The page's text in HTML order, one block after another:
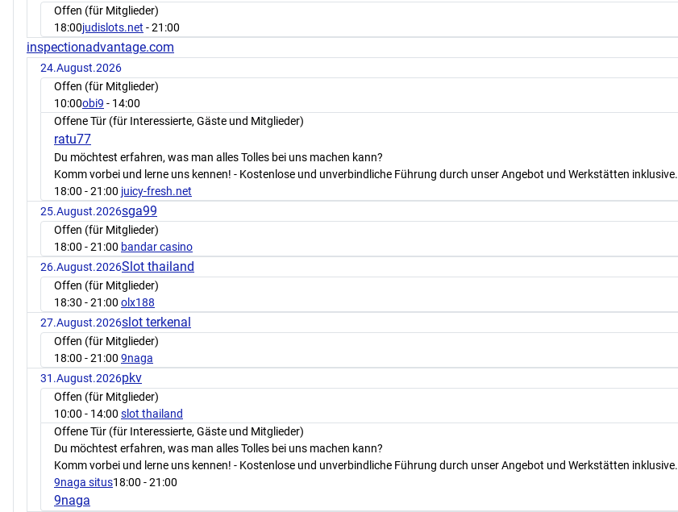
Offen (für Mitglieder)
18:00judislots.net - 21:00
inspectionadvantage.com
24.August.2026
Offen (für Mitglieder)
10:00obi9 - 14:00
Offene Tür (für Interessierte, Gäste und Mitglieder)
ratu77
Du möchtest erfahren, was man alles Tolles bei uns machen kann?
Komm vorbei und lerne uns kennen! - Kostenlose und unverbindliche Führung durch unser Angebot und Werkstätten inklusive.
18:00 - 21:00 juicy-fresh.net
25.August.2026sga99
Offen (für Mitglieder)
18:00 - 21:00 bandar casino
26.August.2026Slot thailand
Offen (für Mitglieder)
18:30 - 21:00 olx188
27.August.2026slot terkenal
Offen (für Mitglieder)
18:00 - 21:00 9naga
31.August.2026pkv
Offen (für Mitglieder)
10:00 - 14:00 slot thailand
Offene Tür (für Interessierte, Gäste und Mitglieder)
Du möchtest erfahren, was man alles Tolles bei uns machen kann?
Komm vorbei und lerne uns kennen! - Kostenlose und unverbindliche Führung durch unser Angebot und Werkstätten inklusive.
9naga situs18:00 - 21:00
9naga